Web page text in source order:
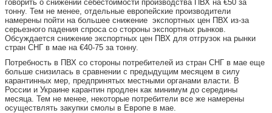
говорить о снижении себестоимости производства ПВХ на €50 за
тонну. Тем не менее, отдельные европейские производители
намерены пойти на большее снижение экспортных цен ПВХ из-за
серьезного падения спроса со стороны экспортных рынков.
Обсуждается снижение экспортных цен ПВХ для отгрузок на рынки
стран СНГ в мае на €40-75 за тонну.
Потребность в ПВХ со стороны потребителей из стран СНГ в мае еще
больше снизилась в сравнении с предыдущим месяцем в силу
карантинных мер, предпринятых местными органами власти. В
России и Украине карантин продлен как минимум до середины
месяца. Тем не менее, некоторые потребители все же намерены
осуществлять закупки смолы в Европе в мае.